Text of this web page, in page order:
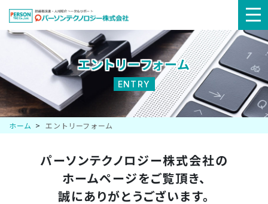
エントリーフォーム
ENTRY
ホーム エントリーフォーム
パーソンテクノロジー株式会社の
ホームページをご覧頂き、
誠にありがとうございます。
メ
ュ
ー